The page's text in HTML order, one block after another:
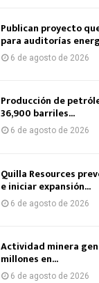
Publican proyecto
para auditorías
6 de agosto de 2026
Producción de
36,900 barriles...
6 de agosto de 2026
Quilla Resources
e iniciar expansión...
6 de agosto de 2026
Actividad minera
millones en...
6 de agosto de 2026